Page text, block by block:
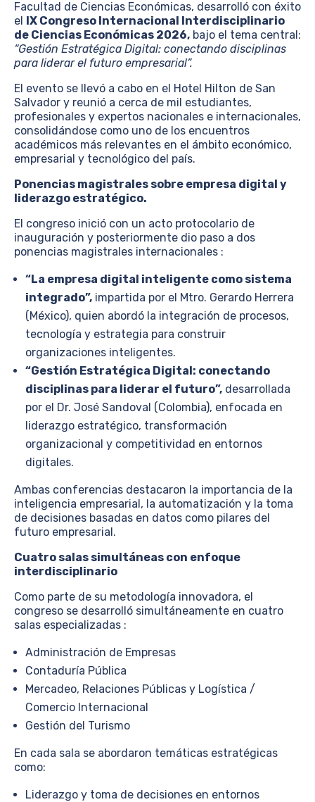
Facultad de Ciencias Económicas, desarrolló con éxito
el IX Congreso Internacional Interdisciplinario
de Ciencias Económicas 2026, bajo el tema central:
“Gestión Estratégica Digital: conectando disciplinas
para liderar el futuro empresarial”.
El evento se llevó a cabo en el Hotel Hilton de San
Salvador y reunió a cerca de mil estudiantes,
profesionales y expertos nacionales e internacionales,
consolidándose como uno de los encuentros
académicos más relevantes en el ámbito económico,
empresarial y tecnológico del país.
Ponencias magistrales sobre empresa digital y
liderazgo estratégico.
El congreso inició con un acto protocolario de
inauguración y posteriormente dio paso a dos
ponencias magistrales internacionales :
“La empresa digital inteligente como sistema
integrado”, impartida por el Mtro. Gerardo Herrera
(México), quien abordó la integración de procesos,
tecnología y estrategia para construir
organizaciones inteligentes.
“Gestión Estratégica Digital: conectando
disciplinas para liderar el futuro”, desarrollada
por el Dr. José Sandoval (Colombia), enfocada en
liderazgo estratégico, transformación
organizacional y competitividad en entornos
digitales.
Ambas conferencias destacaron la importancia de la
inteligencia empresarial, la automatización y la toma
de decisiones basadas en datos como pilares del
futuro empresarial.
Cuatro salas simultáneas con enfoque
interdisciplinario
Como parte de su metodología innovadora, el
congreso se desarrolló simultáneamente en cuatro
salas especializadas :
Administración de Empresas
Contaduría Pública
Mercadeo, Relaciones Públicas y Logística /
Comercio Internacional
Gestión del Turismo
En cada sala se abordaron temáticas estratégicas
como:
Liderazgo y toma de decisiones en entornos